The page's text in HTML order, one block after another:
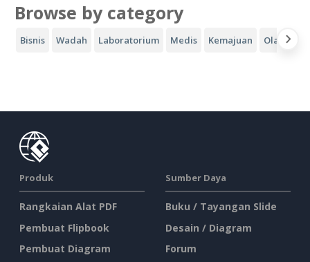
Browse by category
Bisnis Wadah Laboratorium Medis Kemajuan Olahraga
Produk
Rangkaian Alat PDF
Pembuat Flipbook
Pembuat Diagram
Sumber Daya
Buku / Tayangan Slide
Desain / Diagram
Forum